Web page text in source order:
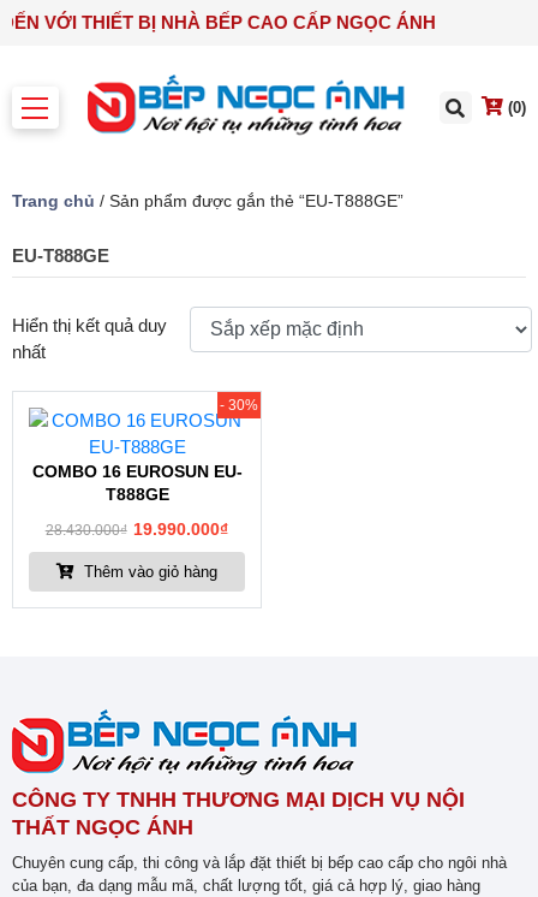
ĐẾN VỚI THIẾT BỊ NHÀ BẾP CAO CẤP NGỌC ÁNH
(0)
Trang chủ / Sản phẩm được gắn thẻ “EU-T888GE”
EU-T888GE
Hiển thị kết quả duy
nhất
- 30%
COMBO 16 EUROSUN EU-
T888GE
28.430.000₫ 19.990.000₫
Thêm vào giỏ hàng
CÔNG TY TNHH THƯƠNG MẠI DỊCH VỤ NỘI
THẤT NGỌC ÁNH
Chuyên cung cấp, thi công và lắp đặt thiết bị bếp cao cấp cho ngôi nhà
của bạn, đa dạng mẫu mã, chất lượng tốt, giá cả hợp lý, giao hàng